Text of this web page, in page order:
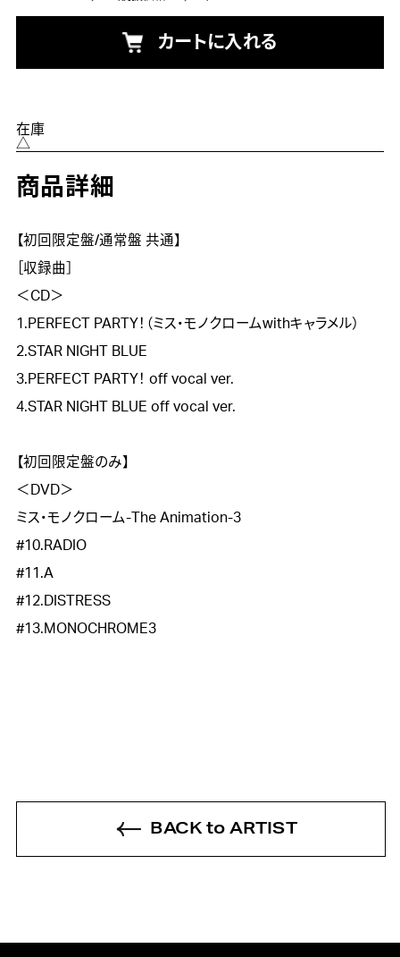
カートに入れる
在庫
△
商品詳細
【初回限定盤/通常盤 共通】
［収録曲］
＜CD＞
1.PERFECT PARTY！（ミス・モノクロームwithキャラメル）
2.STAR NIGHT BLUE
3.PERFECT PARTY！ off vocal ver.
4.STAR NIGHT BLUE off vocal ver.
【初回限定盤のみ】
＜DVD＞
ミス・モノクローム-The Animation-3
#10.RADIO
#11.A
#12.DISTRESS
#13.MONOCHROME3
BACK to ARTIST